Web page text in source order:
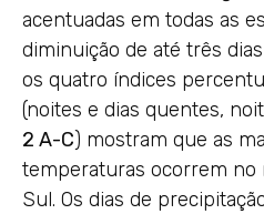
acentuadas em todas as
diminuição de até três
os quatro índices
(noites e dias quentes,
2 A-C) mostram que as
temperaturas ocorrem no
Sul. Os dias de